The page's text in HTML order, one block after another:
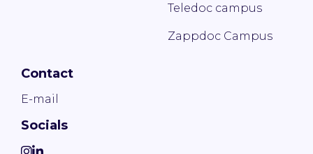
Teledoc campus
Zappdoc Campus
Contact
E-mail
Socials